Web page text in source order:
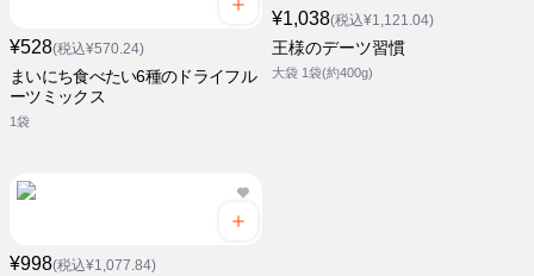
¥528(税込¥570.24)
まいにち食べたい6種のドライフル
ーツミックス
1袋
¥1,038(税込¥1,121.04)
王様のデーツ習慣
大袋 1袋(約400g)
¥998(税込¥1,077.84)